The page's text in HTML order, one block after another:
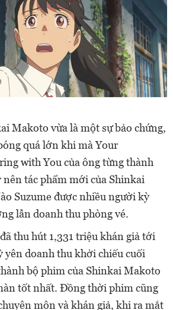
Makoto vừa là một sự bảo chứng,
quá lớn khi mà Your
with You của ông từng thành
nên tác phẩm mới của Shinkai
Suzume được nhiều người kỳ
lẫn doanh thu phòng vé.
thu hút 1,331 triệu khán giả tới
yên doanh thu khởi chiếu cuối
bộ phim của Shinkai Makoto
tốt nhất. Đồng thời phim cũng
môn và khán giả, khi ra mắt